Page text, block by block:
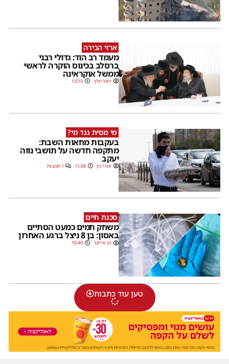
ארזי הבירה
מעמד רב הוד: גדולי רבני
ברסלב בכינוס הוקרה לראשי
ממשל אוקראינה
יואל וולך 13:15
מי מסית נגד מי?
בעקבות מחאות השבת:
מתקפה חדשה על תושבי נווה
יעקב
אורי כץ 11:08 1 תגובות
סכנת חיים
משחק תמים כמעט הסתיים
באסון: בן 8 ניצל ברגע האחרון
דב אייזנר 10:49
טען עוד כתבות